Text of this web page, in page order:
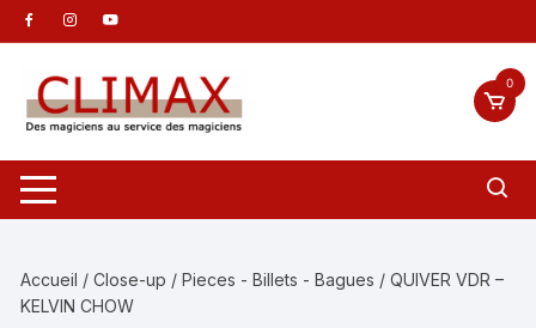
Aller
au
contenu
0
Accueil /Close-up /Pieces - Billets - Bagues / QUIVER VDR –
KELVIN CHOW